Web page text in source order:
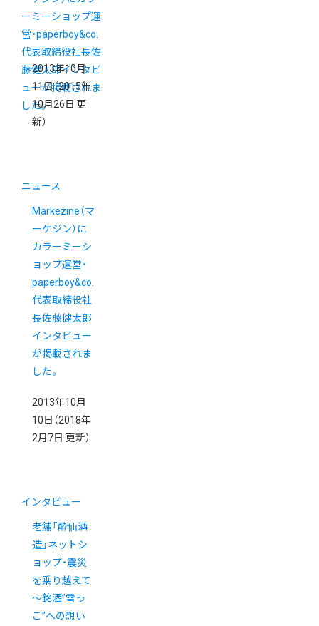
2013年10月
11日（2015年
10月26日 更
新）
ニュース
Markezine（マ
ーケジン）に
カラーミーシ
ョップ運営・
paperboy&co.
代表取締役社
長佐藤健太郎
インタビュー
が掲載されま
した。
2013年10月
10日 （2018年
2月7日 更新）
インタビュー
老舗「酔仙酒
造」ネットシ
ョップ・震災
を乗り越えて
～銘酒”雪っ
こ”への想い